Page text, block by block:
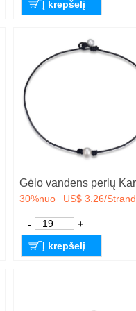
Į krepšelį
30%nuo US$ 3.26/Strand
-
+
Į krepšelį